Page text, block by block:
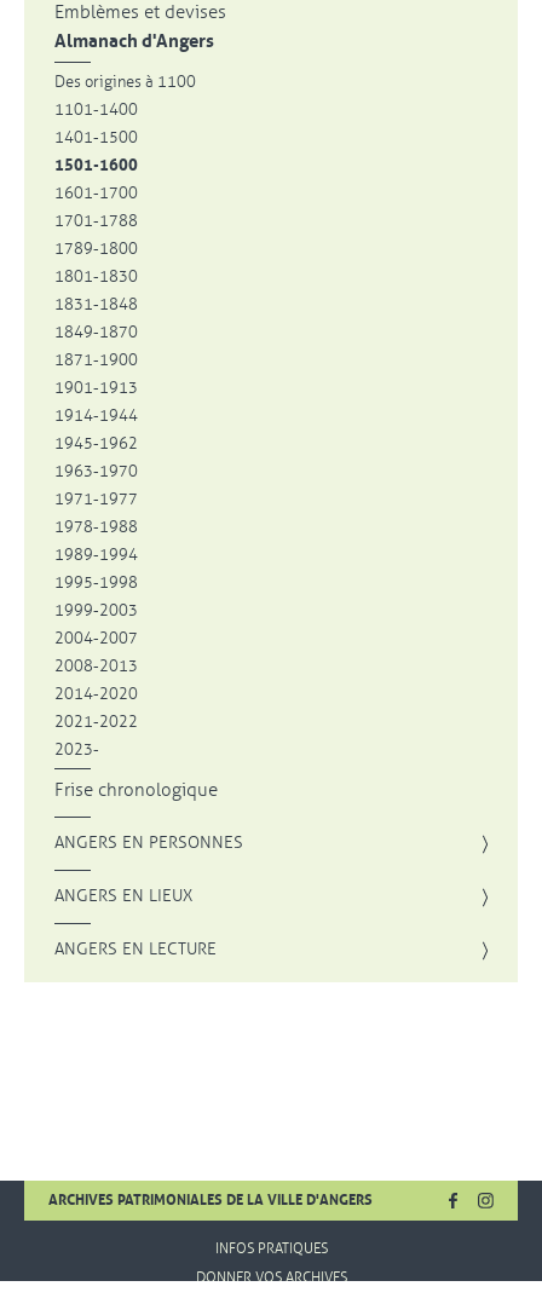
Emblèmes et devises
Almanach d'Angers
Des origines à 1100
1101-1400
1401-1500
1501-1600
1601-1700
1701-1788
1789-1800
1801-1830
1831-1848
1849-1870
1871-1900
1901-1913
1914-1944
1945-1962
1963-1970
1971-1977
1978-1988
1989-1994
1995-1998
1999-2003
2004-2007
2008-2013
2014-2020
2021-2022
2023-
Frise chronologique
ANGERS EN PERSONNES
ANGERS EN LIEUX
ANGERS EN LECTURE
ARCHIVES PATRIMONIALES DE LA VILLE D'ANGERS FACEBOOK
, OUVRE
,
INFOS PRATIQUES
DONNER VOS ARCHIVES